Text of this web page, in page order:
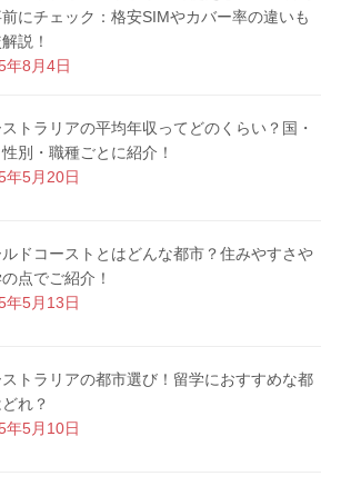
にチェック：格安SIMやカバー率の違いも
説！
年8月4日
トラリアの平均年収ってどのくらい？国・
別・職種ごとに紹介！
年5月20日
ルドコーストとはどんな都市？住みやすさや
点でご紹介！
年5月13日
ストラリアの都市選び！留学におすすめな都
れ？
年5月10日